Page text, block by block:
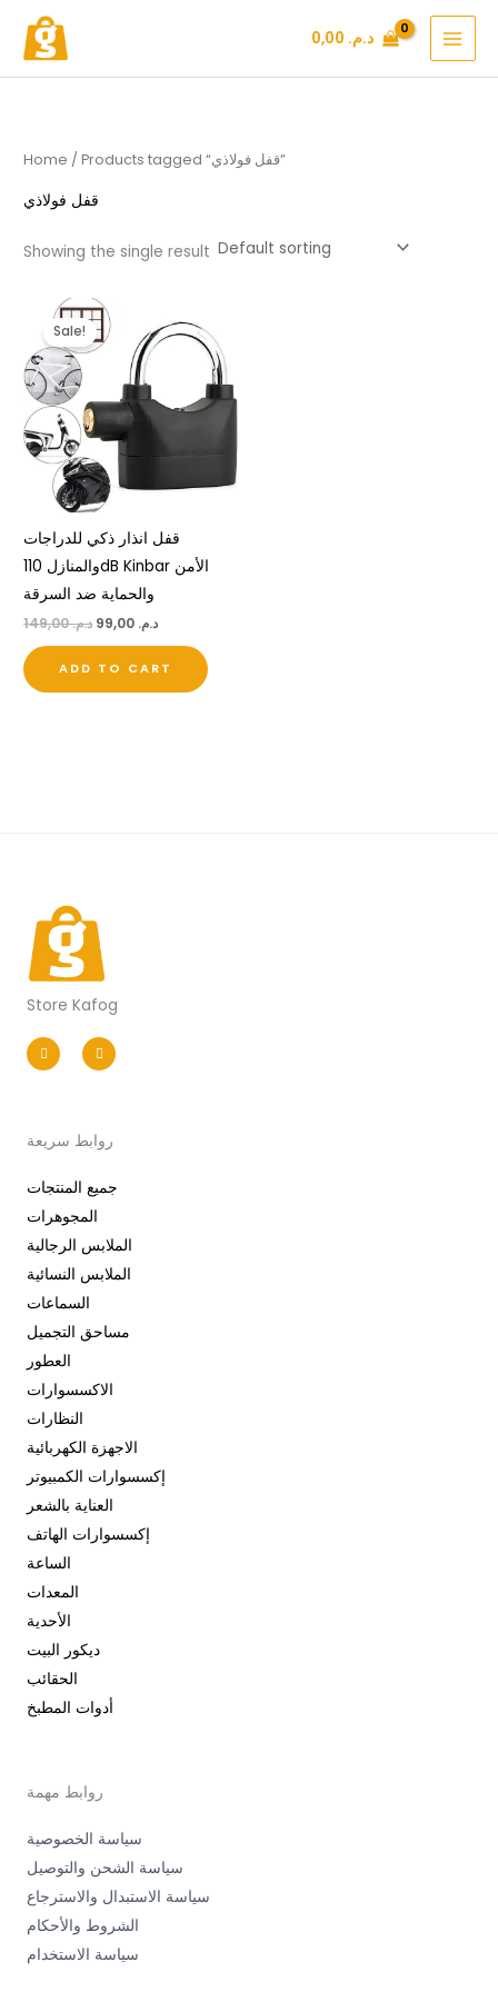
content
د.م.
Home / Products tagged “قفل فولاذي”
قفل فولاذي
Showing the single result
Sale!
قفل انذار ذكي للدراجات
والمنازل 110dB Kinbar الأمن
والحماية ضد السرقة
د.م.149,00
Original
price
was:
د.م.
price
is:
د.م. 99,00.
ADD TO CART
Store Kafog
n
s
t
m
a
c
e
-
f
روابط سريعة
جميع المنتجات
المجوهرات
الملابس الرجالية
الملابس النسائية
السماعات
مساحق التجميل
العطور
الاكسسوارات
النظارات
الاجهزة الكهربائية
إكسسوارات الكمبيوتر
العناية بالشعر
إكسسوارات الهاتف
الساعة
المعدات
الأحدية
ديكور البيت
الحقائب
أدوات المطبخ
روابط مهمة
سياسة الخصوصية
سياسة الشحن والتوصيل
سياسة الاستبدال والاسترجاع
الشروط والأحكام
سياسة الاستخدام